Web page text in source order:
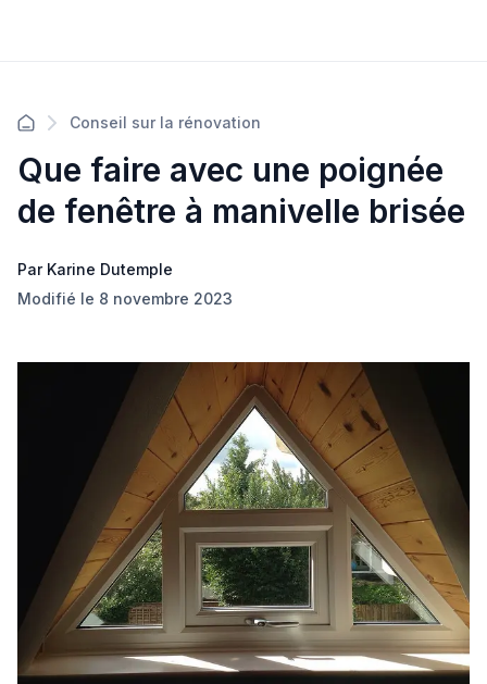
Conseil sur la rénovation
Que faire avec une poignée
de fenêtre à manivelle brisée
Par Karine Dutemple
Modifié le 8 novembre 2023